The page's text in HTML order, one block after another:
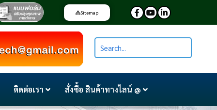
Sitemap
ติดต่อเรา สั่งซื้อ สินค้าทางไลน์ @